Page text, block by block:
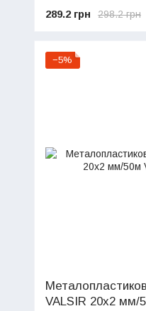
298.2 грн
289.2 грн
−5%
VALSIR 20х2 мм/